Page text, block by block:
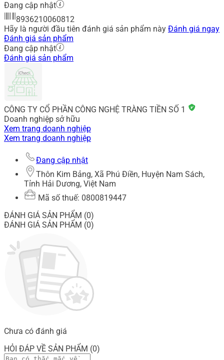
Đang cập nhật
8936210060812
Hãy là người đầu tiên đánh giá sản phẩm này Đánh giá ngay
Đánh giá sản phẩm
Đang cập nhật
Đánh giá sản phẩm
CÔNG TY CỔ PHẦN CÔNG NGHỆ TRÀNG TIỀN SỐ 1
Doanh nghiệp sở hữu
Xem trang doanh nghiệp
Xem trang doanh nghiệp
Đang cập nhật
Thôn Kim Bảng, Xã Phú Điền, Huyện Nam Sách,
Tỉnh Hải Dương, Việt Nam
Mã số thuế: 0800819447
ĐÁNH GIÁ SẢN PHẨM (0)
ĐÁNH GIÁ SẢN PHẨM (0)
Chưa có đánh giá
HỎI ĐÁP VỀ SẢN PHẨM (0)